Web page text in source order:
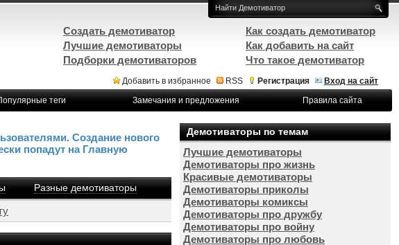
Добавить в избранное RSS Регистрация
Вход на сайт
теги Замечания и предложения Правила сайта
Создание нового
попадут на Главную
Разные демотиваторы
Демотиваторы по темам
Лучшие демотиваторы
Демотиваторы про жизнь
Красивые демотиваторы
Демотиваторы приколы
Демотиваторы комиксы
Демотиваторы про дружбу
Демотиваторы про войну
Демотиваторы про любовь
Создать демотиватор
Лучшие демотиваторы
Подборки демотиваторов
Как создать демотиватор
Как добавить на сайт
Что такое демотиватор